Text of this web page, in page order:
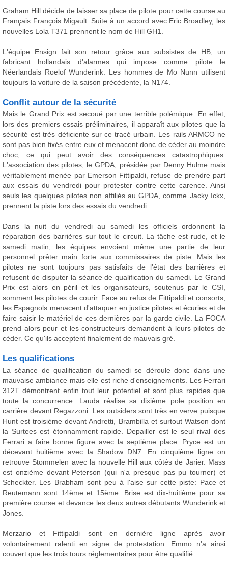
Graham Hill décide de laisser sa place de pilote pour cette course au
Français François Migault. Suite à un accord avec Eric Broadley, les
nouvelles Lola T371 prennent le nom de Hill GH1.
L'équipe Ensign fait son retour grâce aux subsistes de HB, un
fabricant hollandais d'alarmes qui impose comme pilote le
Néerlandais Roelof Wunderink. Les hommes de Mo Nunn utilisent
toujours la voiture de la saison précédente, la N174.
Conflit autour de la sécurité
Mais le Grand Prix est secoué par une terrible polémique. En effet,
lors des premiers essais préliminaires, il apparaît aux pilotes que la
sécurité est très déficiente sur ce tracé urbain. Les rails ARMCO ne
sont pas bien fixés entre eux et menacent donc de céder au moindre
choc, ce qui peut avoir des conséquences catastrophiques.
L'association des pilotes, le GPDA, présidée par Denny Hulme mais
véritablement menée par Emerson Fittipaldi, refuse de prendre part
aux essais du vendredi pour protester contre cette carence. Ainsi
seuls les quelques pilotes non affiliés au GPDA, comme Jacky Ickx,
prennent la piste lors des essais du vendredi.
Dans la nuit du vendredi au samedi les officiels ordonnent la
réparation des barrières sur tout le circuit. La tâche est rude, et le
samedi matin, les équipes envoient même une partie de leur
personnel prêter main forte aux commissaires de piste. Mais les
pilotes ne sont toujours pas satisfaits de l'état des barrières et
refusent de disputer la séance de qualification du samedi. Le Grand
Prix est alors en péril et les organisateurs, soutenus par le CSI,
somment les pilotes de courir. Face au refus de Fittipaldi et consorts,
les Espagnols menacent d'attaquer en justice pilotes et écuries et de
faire saisir le matériel de ces dernières par la garde civile. La FOCA
prend alors peur et les constructeurs demandent à leurs pilotes de
céder. Ce qu'ils acceptent finalement de mauvais gré.
Les qualifications
La séance de qualification du samedi se déroule donc dans une
mauvaise ambiance mais elle est riche d'enseignements. Les Ferrari
312T démontrent enfin tout leur potentiel et sont plus rapides que
toute la concurrence. Lauda réalise sa dixième pole position en
carrière devant Regazzoni. Les outsiders sont très en verve puisque
Hunt est troisième devant Andretti, Brambilla et surtout Watson dont
la Surtees est étonnamment rapide. Depailler est le seul rival des
Ferrari a faire bonne figure avec la septième place. Pryce est un
décevant huitième avec la Shadow DN7. En cinquième ligne on
retrouve Stommelen avec la nouvelle Hill aux côtés de Jarier. Mass
est onzième devant Peterson (qui n'a presque pas pu tourner) et
Scheckter. Les Brabham sont peu à l'aise sur cette piste: Pace et
Reutemann sont 14ème et 15ème. Brise est dix-huitième pour sa
première course et devance les deux autres débutants Wunderink et
Jones.
Merzario et Fittipaldi sont en dernière ligne après avoir
volontairement ralenti en signe de protestation. Emmo n'a ainsi
couvert que les trois tours réglementaires pour être qualifié.